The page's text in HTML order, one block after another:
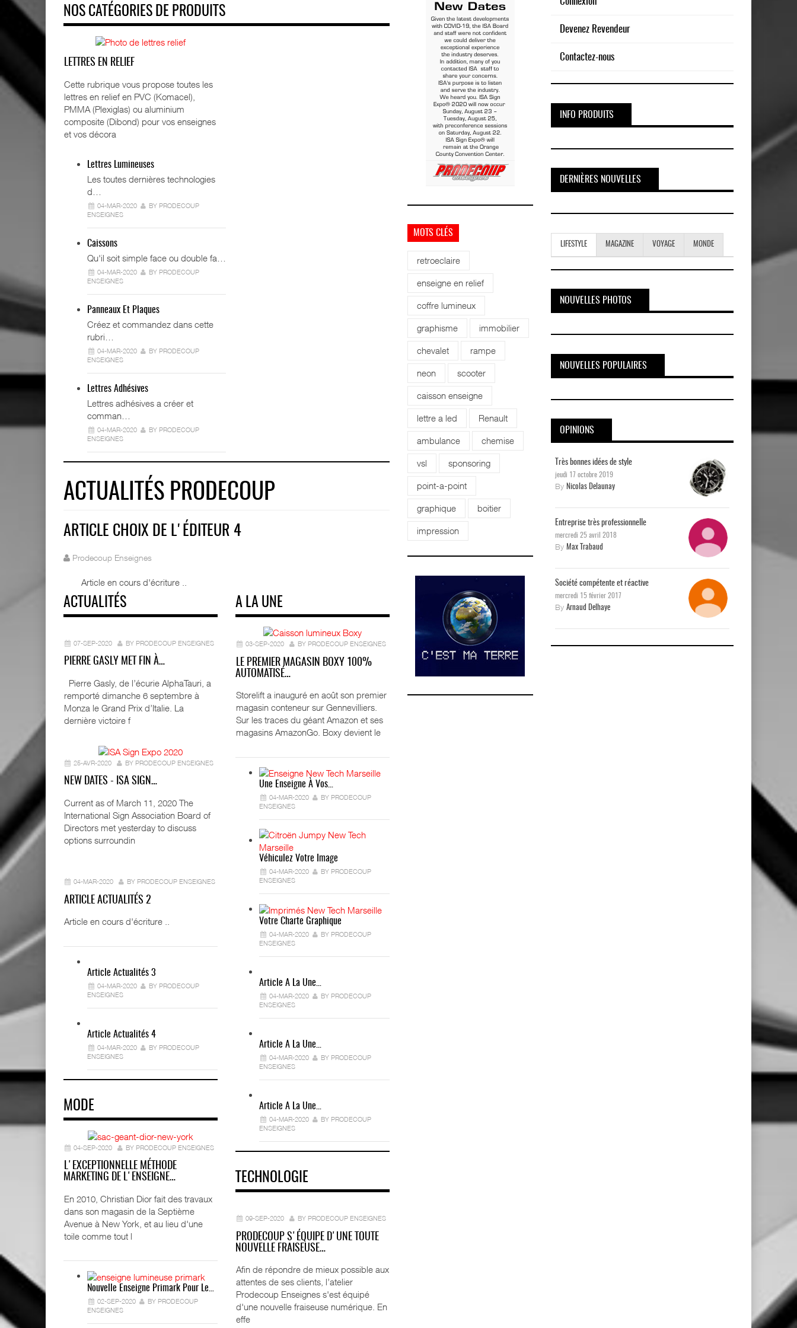
NOS CATÉGORIES DE PRODUITS
LETTRES EN RELIEF
Cette rubrique vous propose toutes les
lettres en relief en PVC (Komacel),
PMMA (Plexiglas) ou aluminium
composite (Dibond) pour vos enseignes
et vos décora
Lettres Lumineuses
Les toutes dernières technologies
d…
04-MAR-2020
BY PRODECOUP
ENSEIGNES
Caissons
Qu'il soit simple face ou double fa…
04-MAR-2020
BY PRODECOUP
ENSEIGNES
Panneaux Et Plaques
Créez et commandez dans cette
rubri…
04-MAR-2020
BY PRODECOUP
ENSEIGNES
Lettres Adhésives
Lettres adhésives a créer et
comman…
04-MAR-2020
BY PRODECOUP
ENSEIGNES
ACTUALITÉS PRODECOUP
ARTICLE CHOIX DE L'ÉDITEUR 4
Prodecoup Enseignes
Article en cours d'écriture ..
ACTUALITÉS
07-SEP-2020 BY PRODECOUP ENSEIGNES
PIERRE GASLY MET FIN À…
Pierre Gasly, de l’écurie AlphaTauri, a
remporté dimanche 6 septembre à
Monza le Grand Prix d’Italie. La
dernière victoire f
25-AVR-2020 BY PRODECOUP ENSEIGNES
NEW DATES - ISA SIGN…
Current as of March 11, 2020 The
International Sign Association Board of
Directors met yesterday to discuss
options surroundin
04-MAR-2020 BY PRODECOUP ENSEIGNES
ARTICLE ACTUALITÉS 2
Article en cours d'écriture ..
Article Actualités 3
04-MAR-2020
BY PRODECOUP
ENSEIGNES
Article Actualités 4
04-MAR-2020
BY PRODECOUP
ENSEIGNES
MODE
04-SEP-2020 BY PRODECOUP ENSEIGNES
L'EXCEPTIONNELLE MÉTHODE
MARKETING DE L'ENSEIGNE…
En 2010, Christian Dior fait des travaux
dans son magasin de la Septième
Avenue à New York, et au lieu d'une
toile comme tout l
Nouvelle Enseigne Primark Pour Le…
02-SEP-2020
BY PRODECOUP
ENSEIGNES
A LA UNE
03-SEP-2020 BY PRODECOUP ENSEIGNES
LE PREMIER MAGASIN BOXY 100%
AUTOMATISÉ…
Storelift a inauguré en août son premier
magasin conteneur sur Gennevilliers.
Sur les traces du géant Amazon et ses
magasins AmazonGo. Boxy devient le
Une Enseigne À Vos…
04-MAR-2020
BY PRODECOUP
ENSEIGNES
Véhiculez Votre Image
04-MAR-2020
BY PRODECOUP
ENSEIGNES
Votre Charte Graphique
04-MAR-2020
BY PRODECOUP
ENSEIGNES
Article A La Une…
04-MAR-2020
BY PRODECOUP
ENSEIGNES
Article A La Une…
04-MAR-2020
BY PRODECOUP
ENSEIGNES
Article A La Une…
04-MAR-2020
BY PRODECOUP
ENSEIGNES
TECHNOLOGIE
09-SEP-2020 BY PRODECOUP ENSEIGNES
PRODECOUP S'ÉQUIPE D'UNE TOUTE
NOUVELLE FRAISEUSE…
Afin de répondre de mieux possible aux
attentes de ses clients, l’atelier
Prodecoup Enseignes s'est équipé
d'une nouvelle fraiseuse numérique. En
effe
MOTS CLÉS
retroeclaire
enseigne en relief
coffre lumineux
graphisme immobilier
chevalet rampe
neon scooter
caisson enseigne
lettre a led Renault
ambulance chemise
vsl sponsoring
point-a-point
graphique boitier
impression
Devenez Revendeur
Contactez-nous
INFO PRODUITS
DERNIÈRES NOUVELLES
LIFESTYLE MAGAZINE VOYAGE MONDE
NOUVELLES PHOTOS
NOUVELLES POPULAIRES
OPINIONS
Très bonnes idées de style
jeudi 17 octobre 2019
By Nicolas Delaunay
Entreprise très professionnelle
mercredi 25 avril 2018
By Max Trabaud
Société compétente et réactive
mercredi 15 février 2017
By Arnaud Delhaye